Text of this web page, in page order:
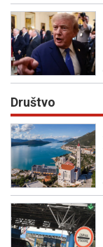
Društvo